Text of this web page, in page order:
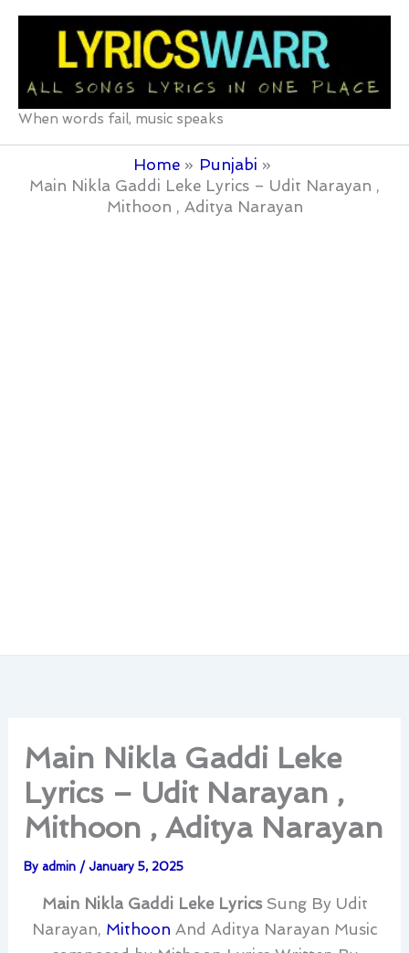
Skip
When words fail, music speaks
Home
Punjabi
Main Nikla Gaddi Leke Lyrics – Udit Narayan ,
Mithoon , Aditya Narayan
Main Nikla Gaddi Leke
Lyrics – Udit Narayan ,
Mithoon , Aditya Narayan
Byadmin /January 5, 2025
Main Nikla Gaddi Leke Lyrics Sung By Udit
Narayan, Mithoon And Aditya Narayan Music